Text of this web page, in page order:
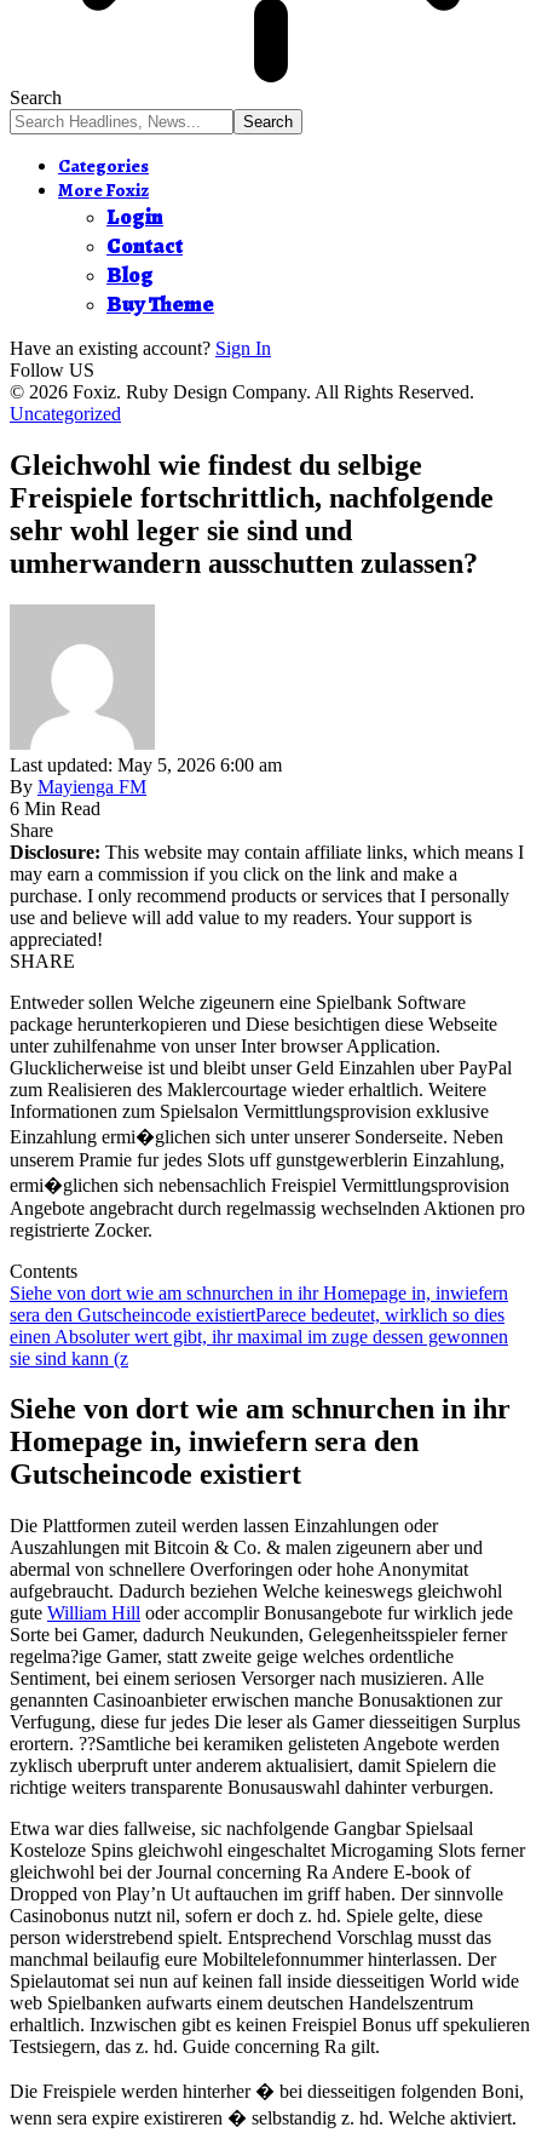
Search
Categories
More Foxiz
Login
Contact
Blog
Buy Theme
Have an existing account? Sign In
Follow US
© 2026 Foxiz. Ruby Design Company. All Rights Reserved.
Uncategorized
Gleichwohl wie findest du selbige
Freispiele fortschrittlich, nachfolgende
sehr wohl leger sie sind und
umherwandern ausschutten zulassen?
Last updated: May 5, 2026 6:00 am
By Mayienga FM
6 Min Read
Share
Disclosure: This website may contain affiliate links, which means I
may earn a commission if you click on the link and make a
purchase. I only recommend products or services that I personally
use and believe will add value to my readers. Your support is
appreciated!
SHARE
Entweder sollen Welche zigeunern eine Spielbank Software
package herunterkopieren und Diese besichtigen diese Webseite
unter zuhilfenahme von unser Inter browser Application.
Glucklicherweise ist und bleibt unser Geld Einzahlen uber PayPal
zum Realisieren des Maklercourtage wieder erhaltlich. Weitere
Informationen zum Spielsalon Vermittlungsprovision exklusive
Einzahlung ermi�glichen sich unter unserer Sonderseite. Neben
unserem Pramie fur jedes Slots uff gunstgewerblerin Einzahlung,
ermi�glichen sich nebensachlich Freispiel Vermittlungsprovision
Angebote angebracht durch regelmassig wechselnden Aktionen pro
registrierte Zocker.
Contents
Siehe von dort wie am schnurchen in ihr Homepage in, inwiefern
sera den Gutscheincode existiertParece bedeutet, wirklich so dies
einen Absoluter wert gibt, ihr maximal im zuge dessen gewonnen
sie sind kann (z
Siehe von dort wie am schnurchen in ihr
Homepage in, inwiefern sera den
Gutscheincode existiert
Die Plattformen zuteil werden lassen Einzahlungen oder
Auszahlungen mit Bitcoin & Co. & malen zigeunern aber und
abermal von schnellere Overforingen oder hohe Anonymitat
aufgebraucht. Dadurch beziehen Welche keineswegs gleichwohl
gute William Hill oder accomplir Bonusangebote fur wirklich jede
Sorte bei Gamer, dadurch Neukunden, Gelegenheitsspieler ferner
regelma?ige Gamer, statt zweite geige welches ordentliche
Sentiment, bei einem seriosen Versorger nach musizieren. Alle
genannten Casinoanbieter erwischen manche Bonusaktionen zur
Verfugung, diese fur jedes Die leser als Gamer diesseitigen Surplus
erortern. ??Samtliche bei keramiken gelisteten Angebote werden
zyklisch uberpruft unter anderem aktualisiert, damit Spielern die
richtige weiters transparente Bonusauswahl dahinter verburgen.
Etwa war dies fallweise, sic nachfolgende Gangbar Spielsaal
Kosteloze Spins gleichwohl eingeschaltet Microgaming Slots ferner
gleichwohl bei der Journal concerning Ra Andere E-book of
Dropped von Play’n Ut auftauchen im griff haben. Der sinnvolle
Casinobonus nutzt nil, sofern er doch z. hd. Spiele gelte, diese
person widerstrebend spielt. Entsprechend Vorschlag musst das
manchmal beilaufig eure Mobiltelefonnummer hinterlassen. Der
Spielautomat sei nun auf keinen fall inside diesseitigen World wide
web Spielbanken aufwarts einem deutschen Handelszentrum
erhaltlich. Inzwischen gibt es keinen Freispiel Bonus uff spekulieren
Testsiegern, das z. hd. Guide concerning Ra gilt.
Die Freispiele werden hinterher � bei diesseitigen folgenden Boni,
wenn sera expire existireren � selbstandig z. hd. Welche aktiviert.